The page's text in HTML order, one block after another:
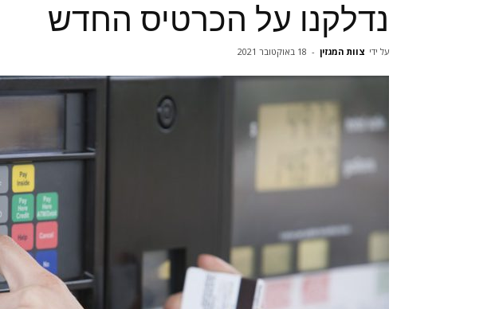
נדלקנו על הכרטיס החדש
על ידי צוות המגזין - 18 באוקטובר 2021